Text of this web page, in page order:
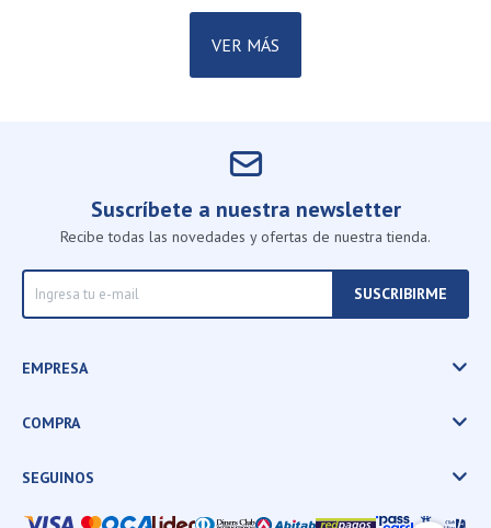
VER MÁS
Suscríbete a nuestra newsletter
Recibe todas las novedades y ofertas de nuestra tienda.
SUSCRIBIRME
EMPRESA
COMPRA
SEGUINOS